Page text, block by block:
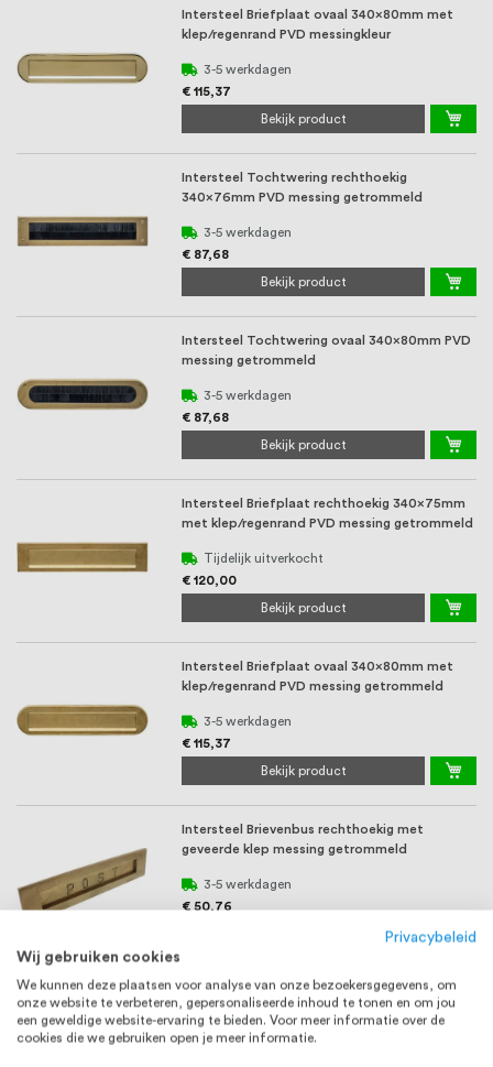
Intersteel Briefplaat ovaal 340x80mm met
klep/regenrand PVD messingkleur
3-5 werkdagen
€ 115,37
Bekijk product
Intersteel Tochtwering rechthoekig
340x76mm PVD messing getrommeld
3-5 werkdagen
€ 87,68
Bekijk product
Intersteel Tochtwering ovaal 340x80mm PVD
messing getrommeld
3-5 werkdagen
€ 87,68
Bekijk product
Intersteel Briefplaat rechthoekig 340x75mm
met klep/regenrand PVD messing getrommeld
Tijdelijk uitverkocht
€ 120,00
Bekijk product
Intersteel Briefplaat ovaal 340x80mm met
klep/regenrand PVD messing getrommeld
3-5 werkdagen
€ 115,37
Bekijk product
Intersteel Brievenbus rechthoekig met
geveerde klep messing getrommeld
3-5 werkdagen
€ 50,76
Privacybeleid
Wij gebruiken cookies
We kunnen deze plaatsen voor analyse van onze bezoekersgegevens, om
onze website te verbeteren, gepersonaliseerde inhoud te tonen en om jou
een geweldige website-ervaring te bieden. Voor meer informatie over de
cookies die we gebruiken open je meer informatie.